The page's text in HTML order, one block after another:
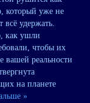
который уже не
всё удержать.
как ушли
чтобы их
реальности
на планете
»